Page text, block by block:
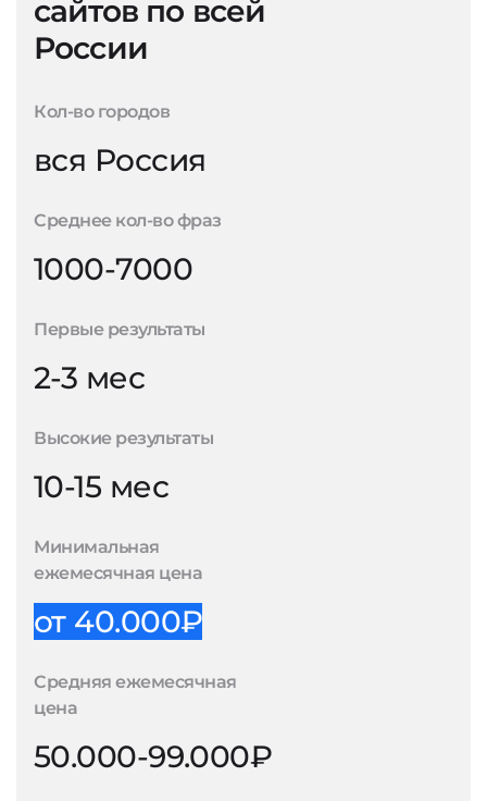
сайтов по всей
России
Кол-во городов
вся Россия
Среднее кол-во фраз
1000-7000
Первые результаты
2-3 мес
Высокие результаты
10-15 мес
Минимальная
ежемесячная цена
от 40.000₽
Средняя ежемесячная
цена
50.000-99.000₽